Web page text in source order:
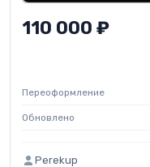
110 000 ₽
Переоформление
Обновлено
Perekup